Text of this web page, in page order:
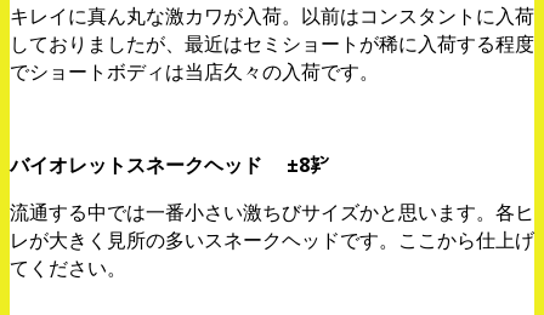
キレイに真ん丸な激カワが入荷。以前はコンスタントに入荷
しておりましたが、最近はセミショートが稀に入荷する程度
でショートボディは当店久々の入荷です。
バイオレットスネークヘッド ±8㌢
流通する中では一番小さい激ちびサイズかと思います。各ヒ
レが大きく見所の多いスネークヘッドです。ここから仕上げ
てください。